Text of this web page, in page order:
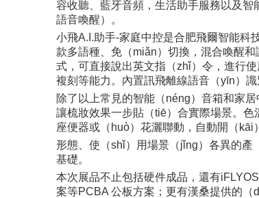
容收聽、藍牙音頻，生活助手服務以及
語音喚醒）。
小飛A.I.助手-家庭中控是合肥飛爾智能科
款多語種、免（miǎn）切換，混合喚醒
式，可直接說出英文指（zhǐ）令，進行
複刻等能力。內置訊飛離線語音（yīn）
除了以上常見的智能（néng）音箱和家
讓梳妝效果一步貼（tiē）合實際場景。
座便器或（huò）花灑聯動，自動開（kāi
形態、使（shǐ）用場景（jǐng）各異的產
基礎。
本次展品不止包括硬件成品，還有
案等PCBA 公板方案；更有漢桑提供的（